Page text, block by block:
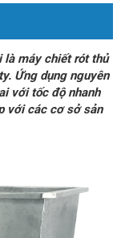
là máy chiết rót thủ
Ứng dụng nguyên
với tốc độ nhanh
với các cơ sở sản